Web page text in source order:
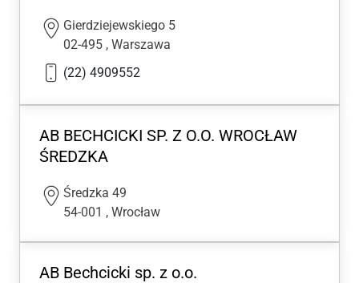
Gierdziejewskiego 5
02-495 , Warszawa
(22) 4909552
AB BECHCICKI SP. Z O.O. WROCŁAW
ŚREDZKA
Średzka 49
54-001 , Wrocław
AB Bechcicki sp. z o.o.